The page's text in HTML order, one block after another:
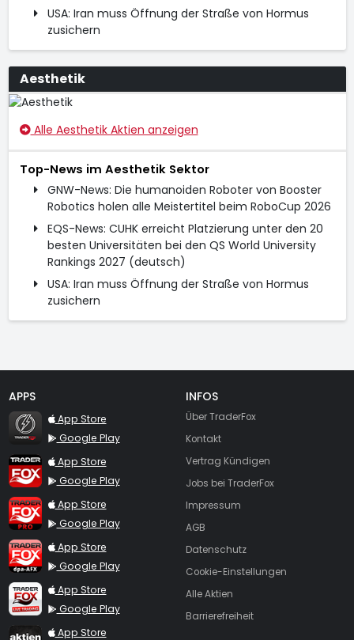
USA: Iran muss Öffnung der Straße von Hormus
zusichern
Aesthetik
Alle Aesthetik Aktien anzeigen
Top-News im Aesthetik Sektor
GNW-News: Die humanoiden Roboter von Booster
Robotics holen alle Meistertitel beim RoboCup 2026
EQS-News: CUHK erreicht Platzierung unter den 20
besten Universitäten bei den QS World University
Rankings 2027 (deutsch)
USA: Iran muss Öffnung der Straße von Hormus
zusichern
APPS
TraderFox Flash
App Store
Google Play
TraderFox App
App Store
Google Play
TraderFox Pro
App Store
Google Play
TraderFox dpa-AFX ProFeed
App Store
Google Play
TraderFox Live Trading
App Store
Google Play
TraderFox aktien Magazin
App Store
INFOS
Über TraderFox
Kontakt
Vertrag Kündigen
Jobs bei TraderFox
Impressum
AGB
Datenschutz
Cookie-Einstellungen
Alle Aktien
Barrierefreiheit